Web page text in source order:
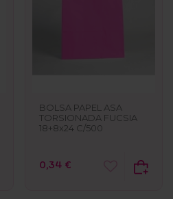
BOLSA PAPEL ASA
TORSIONADA FUCSIA
18+8x24 C/500
0,34 €